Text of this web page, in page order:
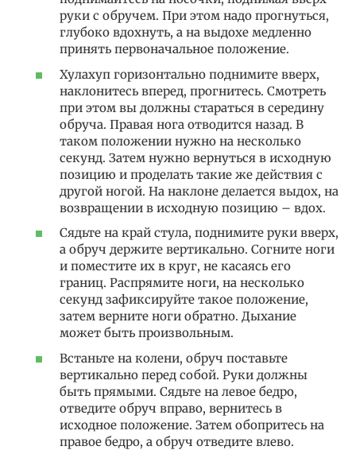
руки с обручем. При этом надо прогнуться,
глубоко вдохнуть, а на выдохе медленно
принять первоначальное положение.
Хулахуп горизонтально поднимите вверх,
наклонитесь вперед, прогнитесь. Смотреть
при этом вы должны стараться в середину
обруча. Правая нога отводится назад. В
таком положении нужно на несколько
секунд. Затем нужно вернуться в исходную
позицию и проделать такие же действия с
другой ногой. На наклоне делается выдох, на
возвращении в исходную позицию – вдох.
Сядьте на край стула, поднимите руки вверх,
а обруч держите вертикально. Согните ноги
и поместите их в круг, не касаясь его
границ. Распрямите ноги, на несколько
секунд зафиксируйте такое положение,
затем верните ноги обратно. Дыхание
может быть произвольным.
Встаньте на колени, обруч поставьте
вертикально перед собой. Руки должны
быть прямыми. Сядьте на левое бедро,
отведите обруч вправо, вернитесь в
исходное положение. Затем обопритесь на
правое бедро, а обруч отведите влево.